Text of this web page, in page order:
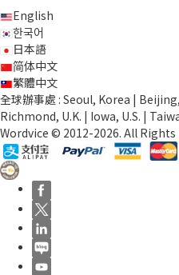
English
한국어
日本語
简体中文
繁體中文
全球辦事處 : Seoul, Korea |
Richmond, U.K. | Iowa, U.S. |
Wordvice © 2012-2026. All Rights